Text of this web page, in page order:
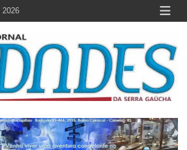
2026
da Serra Gaúcha